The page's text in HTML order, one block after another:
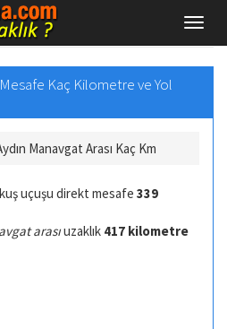
Mesafe Kaç Kilometre ve Yol
Manavgat Arası Kaç Km
kuş uçuşu direkt mesafe 339
arasıuzaklık 417 kilometre